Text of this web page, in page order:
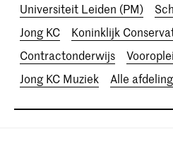
Universiteit Leiden (PM)
Jong KC
Koninklijk
Contractonderwijs
Jong KC Muziek
Alle